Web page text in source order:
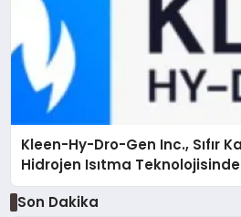
Kleen-Hy-Dro-Gen Inc., Sıfır
Hidrojen Isıtma Teknolojisinde
Düzenleyici Onaylarını Aldı
Son Dakika